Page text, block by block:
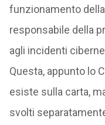
funzionamento
responsabile della
agli incidenti
Questa, appunto lo
esiste sulla carta,
svolti